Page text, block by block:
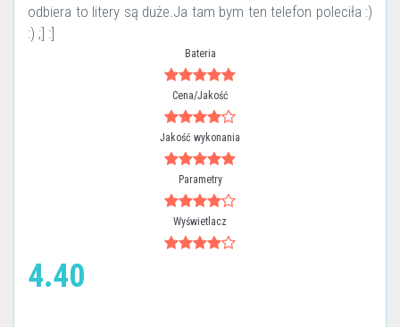
odbiera to litery są duże.Ja tam bym ten telefon poleciła :)
:) ;] :]
Bateria
Cena/Jakość
Jakość wykonania
Parametry
Wyświetlacz
4.40